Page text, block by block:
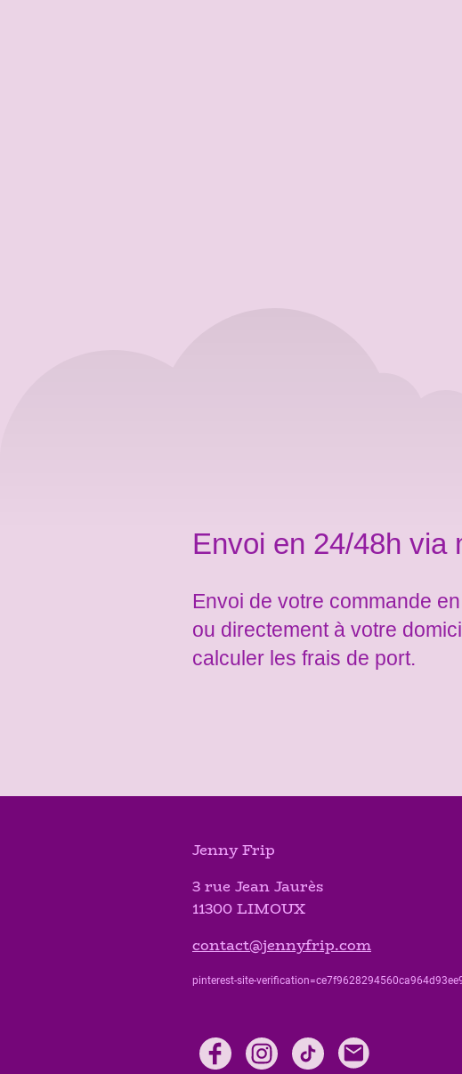
Envoi en 24/48h via
Envoi de votre commande
ou directement à votre
calculer les frais de port.
Jenny Frip
3 rue Jean Jaurès
11300 LIMOUX
contact@jennyfrip.com
pinterest-site-